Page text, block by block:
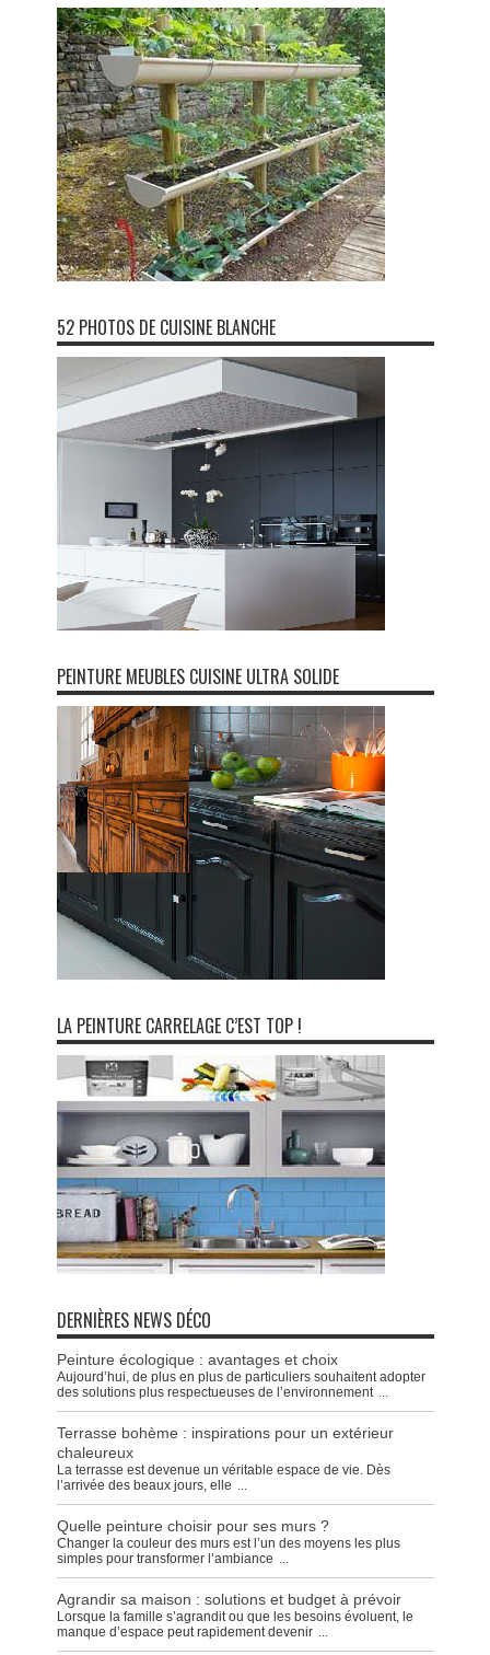
52 PHOTOS DE CUISINE BLANCHE
PEINTURE MEUBLES CUISINE ULTRA SOLIDE
LA PEINTURE CARRELAGE C’EST TOP !
DERNIÈRES NEWS DÉCO
Peinture écologique : avantages et choix
Aujourd’hui, de plus en plus de particuliers souhaitent adopter
des solutions plus respectueuses de l’environnement
Terrasse bohème : inspirations pour un extérieur
chaleureux
La terrasse est devenue un véritable espace de vie. Dès
l’arrivée des beaux jours, elle
Quelle peinture choisir pour ses murs ?
Changer la couleur des murs est l’un des moyens les plus
simples pour transformer l’ambiance
Agrandir sa maison : solutions et budget à prévoir
Lorsque la famille s’agrandit ou que les besoins évoluent, le
manque d’espace peut rapidement devenir